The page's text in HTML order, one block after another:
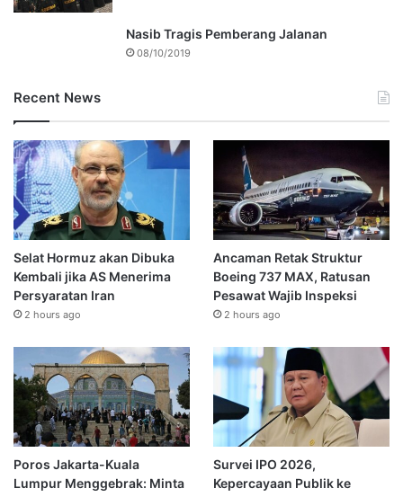
Nasib Tragis Pemberang Jalanan
08/10/2019
Recent News
Selat Hormuz akan Dibuka
Kembali jika AS Menerima
Persyaratan Iran
2 hours ago
Ancaman Retak Struktur
Boeing 737 MAX, Ratusan
Pesawat Wajib Inspeksi
2 hours ago
Poros Jakarta-Kuala
Lumpur Menggebrak: Minta
Survei IPO 2026,
Kepercayaan Publik ke